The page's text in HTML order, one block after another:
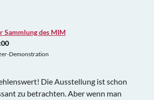
Sammlung des MIM
Demonstration
Die Ausstellung ist schon
zu betrachten. Aber wenn man